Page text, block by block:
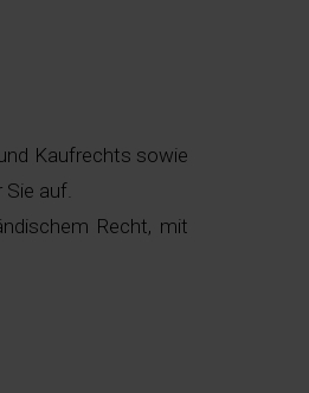
Kaufrechts sowie
auf.
Recht, mit